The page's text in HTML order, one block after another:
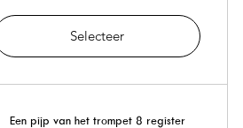
Selecteer
Een pijp van het trompet 8 register